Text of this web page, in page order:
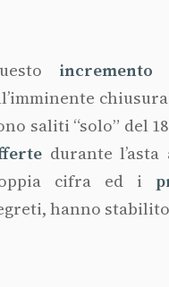
incremento
saliti “solo” del
durante l’asta
cifra ed i
hanno